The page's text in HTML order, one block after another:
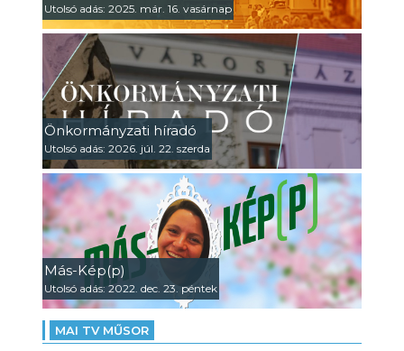
Utolsó adás: 2025. már. 16. vasárnap
Önkormányzati híradó
Utolsó adás: 2026. júl. 22. szerda
Más-Kép(p)
Utolsó adás: 2022. dec. 23. péntek
MAI TV MŰSOR